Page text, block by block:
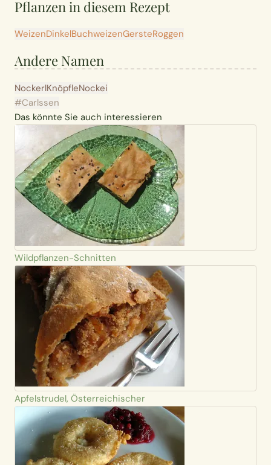
Pflanzen in diesem Rezept
WeizenDinkelBuchweizenGersteRoggen
Andere Namen
NockerlKnöpfleNockei
#Carlssen
Das könnte Sie auch interessieren
Wildpflanzen-Schnitten
Apfelstrudel, Österreichischer